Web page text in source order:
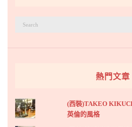
熱門文章
(西裝)TAKEO
英倫的風格